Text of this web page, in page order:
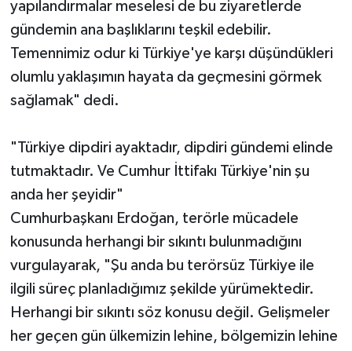
yapılandırmalar meselesi de bu ziyaretlerde
gündemin ana başlıklarını teşkil edebilir.
Temennimiz odur ki Türkiye'ye karşı düşündükleri
olumlu yaklaşımın hayata da geçmesini görmek
sağlamak" dedi.
"Türkiye dipdiri ayaktadır, dipdiri gündemi elinde
tutmaktadır. Ve Cumhur İttifakı Türkiye'nin şu
anda her şeyidir"
Cumhurbaşkanı Erdoğan, terörle mücadele
konusunda herhangi bir sıkıntı bulunmadığını
vurgulayarak, "Şu anda bu terörsüz Türkiye ile
ilgili süreç planladığımız şekilde yürümektedir.
Herhangi bir sıkıntı söz konusu değil. Gelişmeler
her geçen gün ülkemizin lehine, bölgemizin lehine